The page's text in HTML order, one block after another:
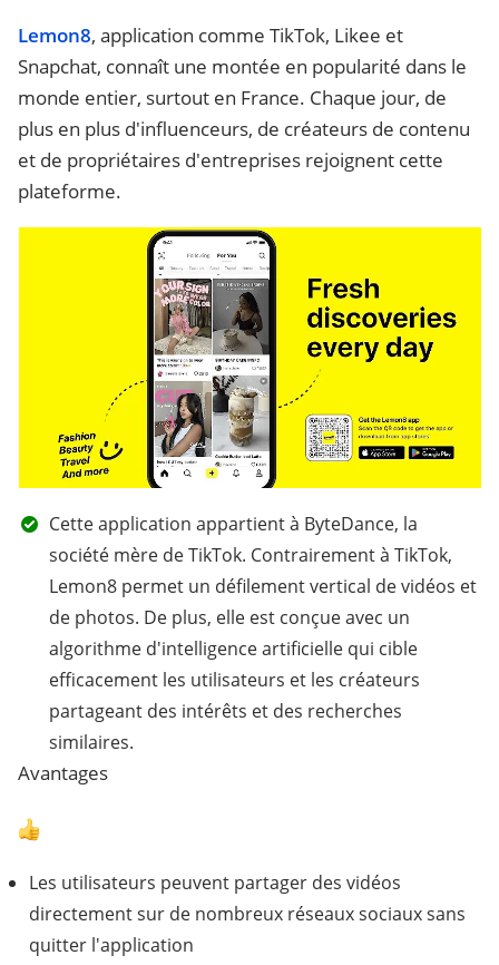
Lemon8, application comme TikTok, Likee et
Snapchat, connaît une montée en popularité dans le
monde entier, surtout en France. Chaque jour, de
plus en plus d'influenceurs, de créateurs de contenu
et de propriétaires d'entreprises rejoignent cette
plateforme.
Cette application appartient à ByteDance, la
société mère de TikTok. Contrairement à TikTok,
Lemon8 permet un défilement vertical de vidéos et
de photos. De plus, elle est conçue avec un
algorithme d'intelligence artificielle qui cible
efficacement les utilisateurs et les créateurs
partageant des intérêts et des recherches
similaires.
Avantages
Les utilisateurs peuvent partager des vidéos
directement sur de nombreux réseaux sociaux sans
quitter l'application